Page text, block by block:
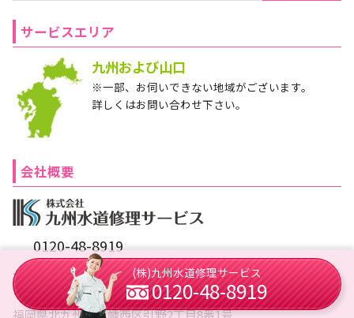
サービスエリア
九州および山口
※一部、お伺いできない地域がございます。
詳しくはお問い合わせ下さい。
会社概要
0120-48-8919
北九州本社
〒806-0067
福岡県北九州市八幡西区引野2丁目8番1号
(株)九州水道修理サービス
0120-48-8919